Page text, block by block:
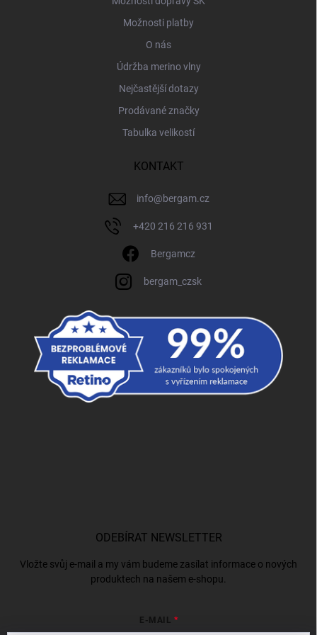
Možnosti platby
O nás
Údržba merino vlny
Nejčastější dotazy
Prodávané značky
Tabulka velikostí
KONTAKT
info@bergam.cz
+420 216 216 931
Bergamcz
bergam_czsk
ODEBÍRAT NEWSLETTER
Vložte svůj e-mail a my vám budeme zasílat informace o nových
produktech na našem e-shopu.
E-MAIL